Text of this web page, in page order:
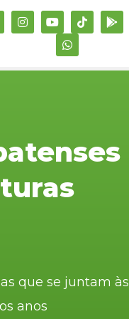
que se juntam às
anos